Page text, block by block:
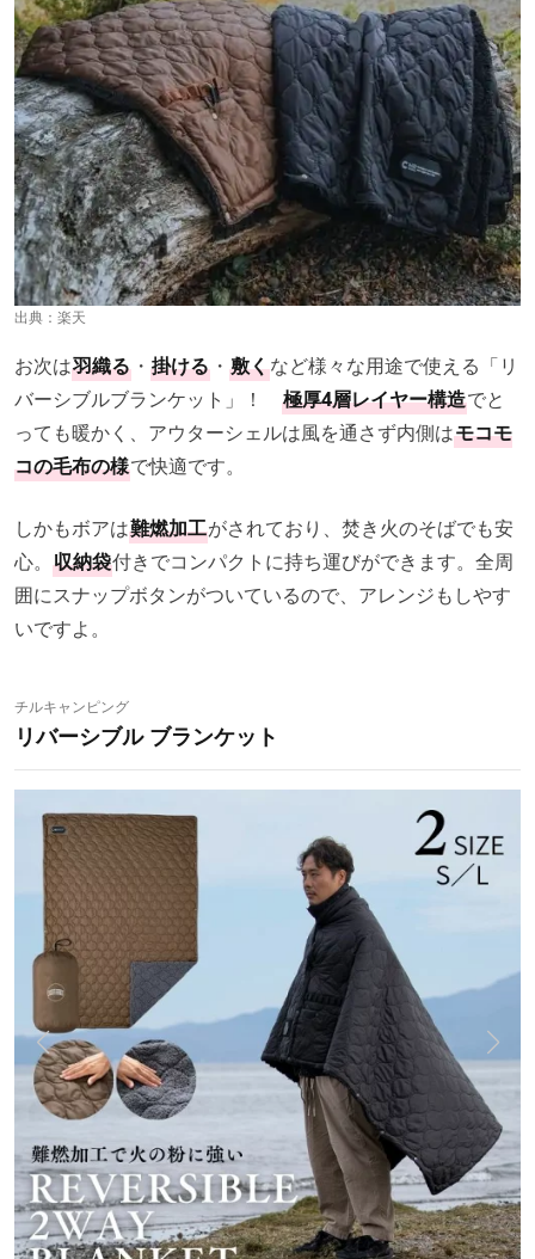
出典： 楽天
お次は羽織る ・ 掛ける ・ 敷くなど様々な用途で使える「リ
バーシブルブランケット」！ 極厚4層レイヤー構造でと
っても暖かく、アウターシェルは風を通さず内側はモコモ
コの毛布の様で快適です。
しかもボアは難燃加工がされており、焚き火のそばでも安
心。 収納袋付きでコンパクトに持ち運びができます。全周
囲にスナップボタンがついているので、アレンジもしやす
いですよ。
チルキャンピング
リバーシブル ブランケット